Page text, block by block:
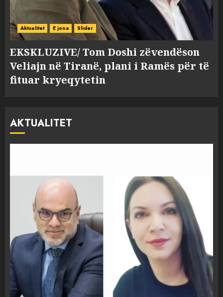
Aktualitet E jona Slider
EKSKLUZIVE/ Tom Doshi zëvendëson
Veliajn në Tiranë, plani i Ramës për të
fituar kryeqytetin
AKTUALITET